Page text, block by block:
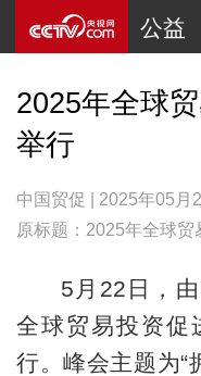
公益
2025年全球
举行
中国贸促 | 2025年05月
原标题：2025年全球
5月22日，
全球贸易投资促
行。峰会主题为“